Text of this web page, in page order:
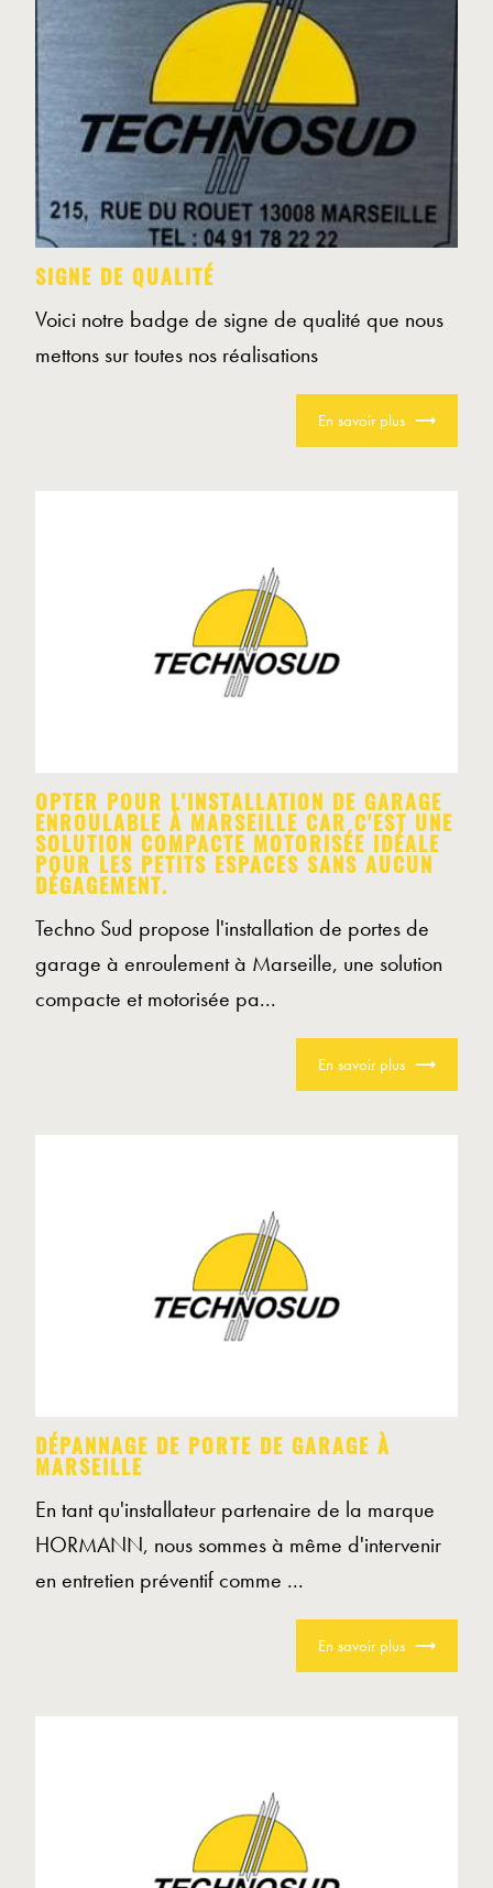
SIGNE DE QUALITÉ
Voici notre badge de signe de qualité que nous
mettons sur toutes nos réalisations
En savoir plus
OPTER POUR L'INSTALLATION DE GARAGE
ENROULABLE À MARSEILLE CAR C'EST UNE
SOLUTION COMPACTE MOTORISÉE IDÉALE
POUR LES PETITS ESPACES SANS AUCUN
DÉGAGEMENT.
Techno Sud propose l'installation de portes de
garage à enroulement à Marseille, une solution
compacte et motorisée pa...
En savoir plus
DÉPANNAGE DE PORTE DE GARAGE À
MARSEILLE
En tant qu'installateur partenaire de la marque
HORMANN, nous sommes à même d'intervenir
en entretien préventif comme ...
En savoir plus